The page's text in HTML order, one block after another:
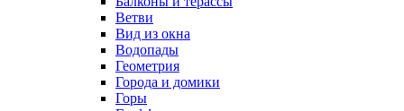
Ветви
Вид из окна
Водопады
Геометрия
Города и домики
Горы